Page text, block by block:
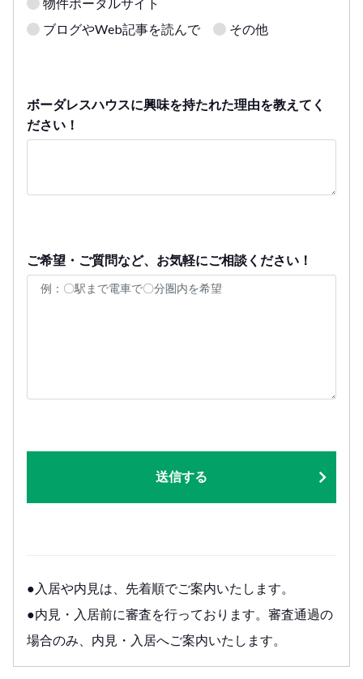
ブログやWeb記事を読んで
その他
ボーダレスハウスに興味を持たれた理由を教えてく
ださい！
ご希望・ご質問など、お気軽にご相談ください！
送信する
●入居や内見は、先着順でご案内いたします。
●内見・入居前に審査を行っております。審査通過の
場合のみ、内見・入居へご案内いたします。